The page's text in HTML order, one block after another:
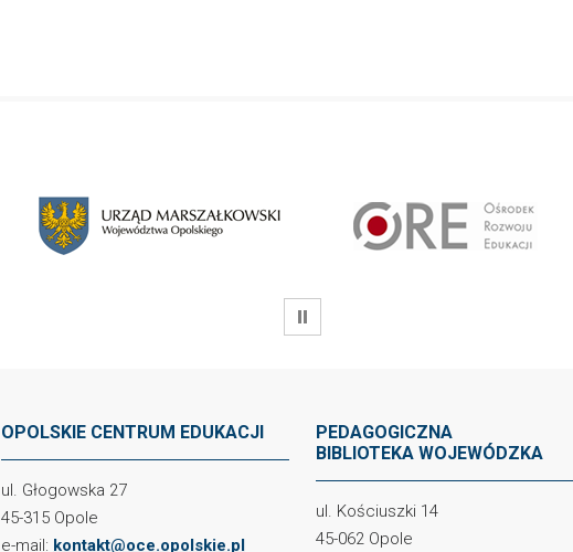
WSTRZYMAJ
OPOLSKIE CENTRUM EDUKACJI
ul. Głogowska 27
45-315 Opole
e-mail: kontakt@oce.opolskie.pl
PEDAGOGICZNA
BIBLIOTEKA WOJEWÓDZKA
ul. Kościuszki 14
45-062 Opole